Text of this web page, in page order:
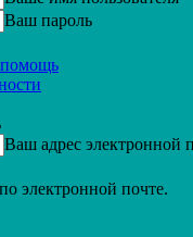
Ваш пароль
помощь
Ваш адрес электронной
электронной почте.